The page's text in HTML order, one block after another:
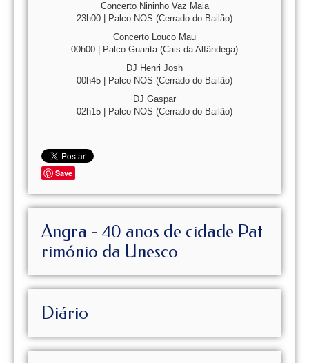
Concerto Nininho Vaz Maia
23h00 | Palco NOS (Cerrado do Bailão)
Concerto Louco Mau
00h00 | Palco Guarita (Cais da Alfândega)
DJ Henri Josh
00h45 | Palco NOS (Cerrado do Bailão)
DJ Gaspar
02h15 | Palco NOS (Cerrado do Bailão)
Save
Angra - 40 anos de cidade Pat
rimónio da Unesco
Diário